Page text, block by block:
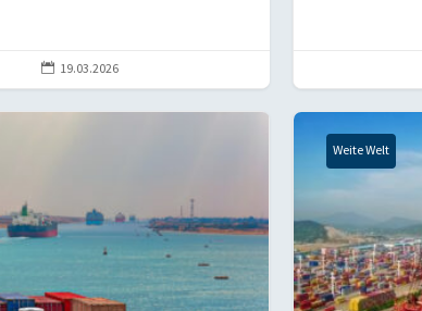
 19.03.2026
Weite Welt